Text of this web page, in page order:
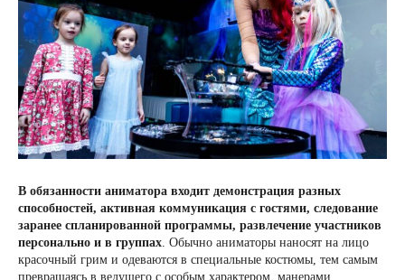
В обязанности аниматора входит демонстрация разных
способностей, активная коммуникация с гостями, следование
заранее спланированной программы, развлечение участников
персонально и в группах. Обычно аниматоры наносят на лицо
красочный грим и одеваются в специальные костюмы, тем самым
превращаясь в ведущего с особым характером, манерами